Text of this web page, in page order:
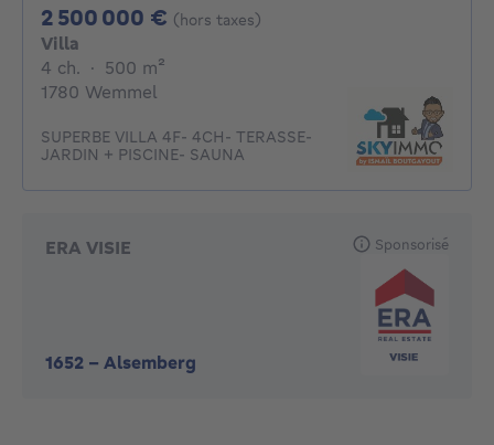
2 500 000 € 2500000€
(hors taxes)
Villa
4 ch. 4 chambres
· 500 m²
1780 Wemmel
SUPERBE VILLA 4F- 4CH- TERASSE-
JARDIN + PISCINE- SAUNA
ERA VISIE
1652 - Alsemberg
Sponsorisé